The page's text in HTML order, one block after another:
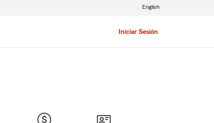
Iniciar Sesión
English